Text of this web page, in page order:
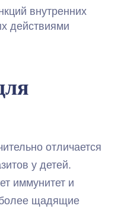
внутренних
действиями
отличается
у детей.
иммунитет и
щадящие